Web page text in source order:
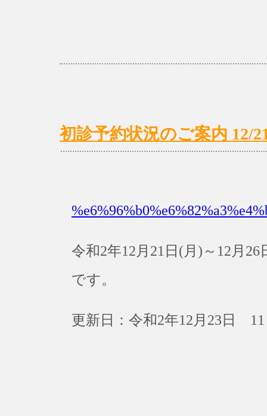
初診予約状況のご案内 12/
令和2年12月21日(月)～12月
です。
更新日：令和2年12月23日 11